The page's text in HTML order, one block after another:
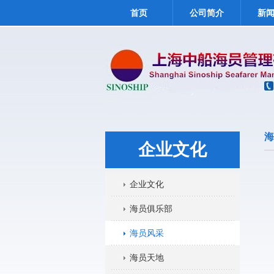
首页 公司简介 新
企业文化
企业文化
海员俱乐部
海员风采
海员天地